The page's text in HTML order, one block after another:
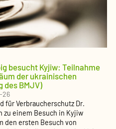
besucht Kyjiw: Teilnahme
der ukrainischen
des BMJV)
26
für Verbraucherschutz Dr.
zu einem Besuch in Kyjiw
den ersten Besuch von